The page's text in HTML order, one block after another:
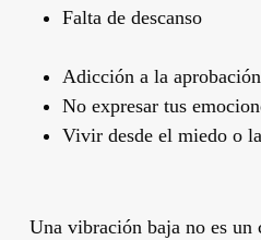
Falta de descanso
Adicción a la
No expresar tus
Vivir desde el miedo o
Una vibración baja no es un